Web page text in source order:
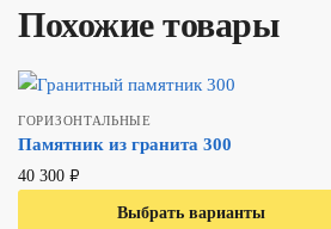
Похожие товары
ГОРИЗОНТАЛЬНЫЕ
Памятник из гранита 300
40 300 ₽
В один клик
Выбрать варианты